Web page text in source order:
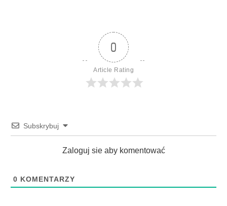
0
Article Rating
Subskrybuj
Zaloguj sie aby komentować
0 KOMENTARZY